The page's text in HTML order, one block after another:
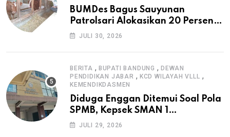
BUMDes Bagus Sauyunan
Patrolsari Alokasikan 20 Persen
Dana Desa untuk Ketahanan
JULI 30, 2026
BERITA , BUPATI BANDUNG ,DEWAN
PENDIDIKAN JABAR , KCD WILAYAH VLLL ,
KEMENDIKDASMEN
Diduga Enggan Ditemui Soal Pola
SPMB, Kepsek SMAN 1
Dayeuhkolot Dikeluhkan Orang
JULI 29, 2026